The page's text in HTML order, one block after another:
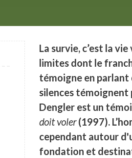
La survie, c’est la
limites dont le
témoigne en parlant
silences témoignent
Dengler est un
doit voler(1997).
cependant autour
fondation et